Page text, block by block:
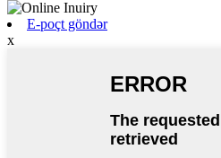
E-poçt göndər
x